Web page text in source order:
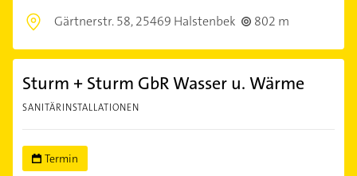
Gärtnerstr. 58,25469 Halstenbek 802 m
Sturm + Sturm GbR Wasser u. Wärme
SANITÄRINSTALLATIONEN
Termin